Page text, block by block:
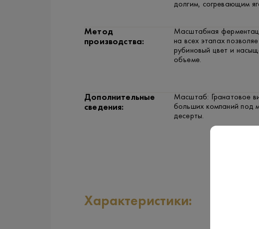
долгим, согревающим
Метод
производства:
Масштабная
на всех этапах
рубиновый цвет и
объеме.
Дополнительные
сведения:
Масштаб: Гранатовое
больших компаний под
десерты.
Характеристики: